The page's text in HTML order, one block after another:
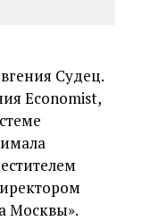
Судец.
Economist,
Москвы».